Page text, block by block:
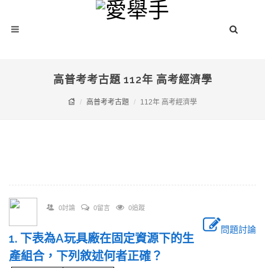
高普考考古題 112年 高考經濟學
高普考考古題 112年 高考經濟學
0討論 0留言 0追蹤
問題討論
1. 下表為A玩具廠在固定資源下的生
產組合，下列敘述何者正確？